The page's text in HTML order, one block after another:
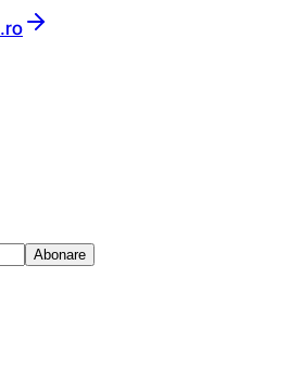
Abonare